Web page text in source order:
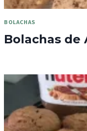
BOLACHAS
Bolachas de